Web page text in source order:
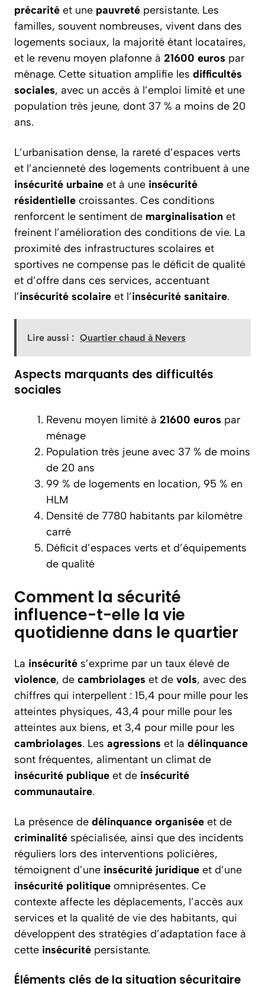
précarité et une pauvreté persistante. Les
familles, souvent nombreuses, vivent dans des
logements sociaux, la majorité étant locataires,
et le revenu moyen plafonne à 21600 euros par
ménage. Cette situation amplifie les difficultés
sociales, avec un accès à l’emploi limité et une
population très jeune, dont 37 % a moins de 20
ans.
L’urbanisation dense, la rareté d’espaces verts
et l’ancienneté des logements contribuent à une
insécurité urbaine et à une insécurité
résidentielle croissantes. Ces conditions
renforcent le sentiment de marginalisation et
freinent l’amélioration des conditions de vie. La
proximité des infrastructures scolaires et
sportives ne compense pas le déficit de qualité
et d’offre dans ces services, accentuant
l’insécurité scolaire et l’insécurité sanitaire.
Lire aussi : Quartier chaud à Nevers
Aspects marquants des difficultés
sociales
Revenu moyen limité à 21600 euros par
ménage
Population très jeune avec 37 % de moins
de 20 ans
99 % de logements en location, 95 % en
HLM
Densité de 7780 habitants par kilomètre
carré
Déficit d’espaces verts et d’équipements
de qualité
Comment la sécurité
influence-t-elle la vie
quotidienne dans le quartier
La insécurité s’exprime par un taux élevé de
violence, de cambriolages et de vols, avec des
chiffres qui interpellent : 15,4 pour mille pour les
atteintes physiques, 43,4 pour mille pour les
atteintes aux biens, et 3,4 pour mille pour les
cambriolages. Les agressions et la délinquance
sont fréquentes, alimentant un climat de
insécurité publique et de insécurité
communautaire.
La présence de délinquance organisée et de
criminalité spécialisée, ainsi que des incidents
réguliers lors des interventions policières,
témoignent d’une insécurité juridique et d’une
insécurité politique omniprésentes. Ce
contexte affecte les déplacements, l’accès aux
services et la qualité de vie des habitants, qui
développent des stratégies d’adaptation face à
cette insécurité persistante.
Éléments clés de la situation sécuritaire